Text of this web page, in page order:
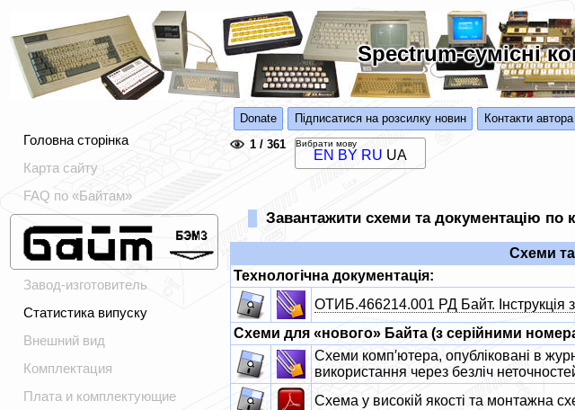
Spectrum-сумісні
Головна сторінка
Карта сайту
FAQ по «Байтам»
Завод-изготовитель
Статистика випуску
Внешний вид
Комплектация
Плата и комплектующие
Donate Підписатися на розсилку новин
Контакти
1 / 361
Вибрати мову
EN BY RU UA
Завантажити схеми та документацію по
Схеми
Технологічна документація:
ОТИБ.466214.001 РД Байт. Інструкція
Схеми для «нового» Байта (з серійними
Схеми комп′ютера, опубліковані в
використання через безліч
Схема у високій якості та монтажна